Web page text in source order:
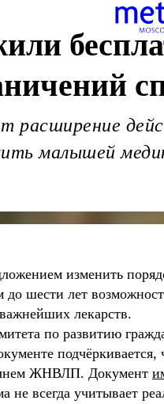
расширение
малышей
изменить
до шести лет
лекарств.
по развитию
ЖНВЛП. Документ
всегда учитывает